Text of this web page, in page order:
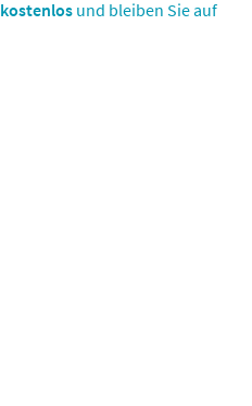
kostenlos und bleiben Sie auf